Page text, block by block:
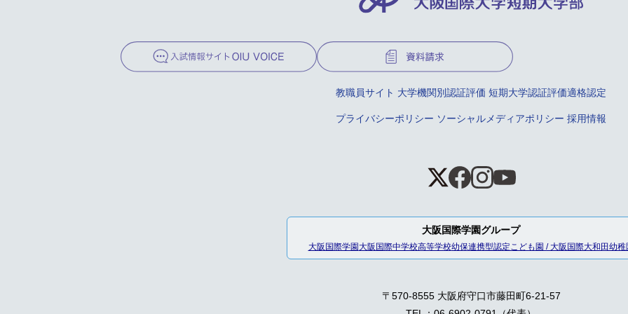
教職員サイト 大学機関別認証評価 短期大学認証評価適格認定
プライバシーポリシー ソーシャルメディアポリシー 採用情報
大阪国際学園グループ
大阪国際学園大阪国際中学校高等学校幼保連携型認定こども園 / 大阪国際大和田幼稚
〒570-8555 大阪府守口市藤田町6-21-57